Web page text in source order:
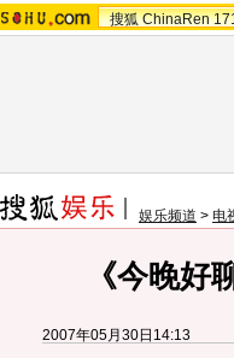
搜狐 ChinaRen
娱乐频道 > 电
《今晚好
2007年05月30日14:13